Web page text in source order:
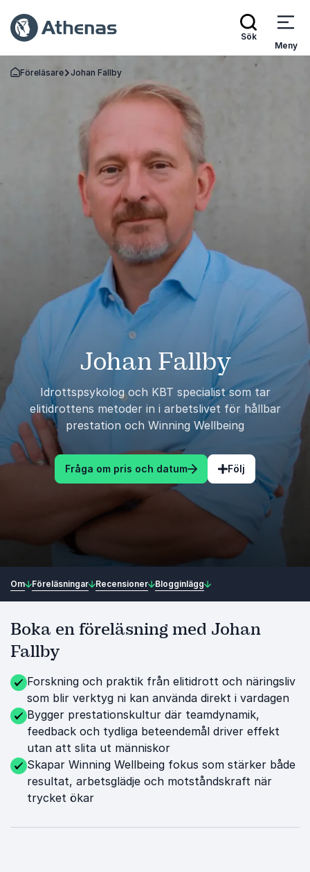
Sök
Meny
Gå tillbaka till startsidan
Föreläsare Johan Fallby
Johan Fallby
Idrottspsykolog och KBT specialist som tar
elitidrottens metoder in i arbetslivet för hållbar
prestation och Winning Wellbeing
Fråga om pris och datum Följ
Om Föreläsningar Recensioner Blogginlägg
Boka en föreläsning med Johan
Fallby
Forskning och praktik från elitidrott och näringsliv
som blir verktyg ni kan använda direkt i vardagen
Bygger prestationskultur där teamdynamik,
feedback och tydliga beteendemål driver effekt
utan att slita ut människor
Skapar Winning Wellbeing fokus som stärker både
resultat, arbetsglädje och motståndskraft när
trycket ökar